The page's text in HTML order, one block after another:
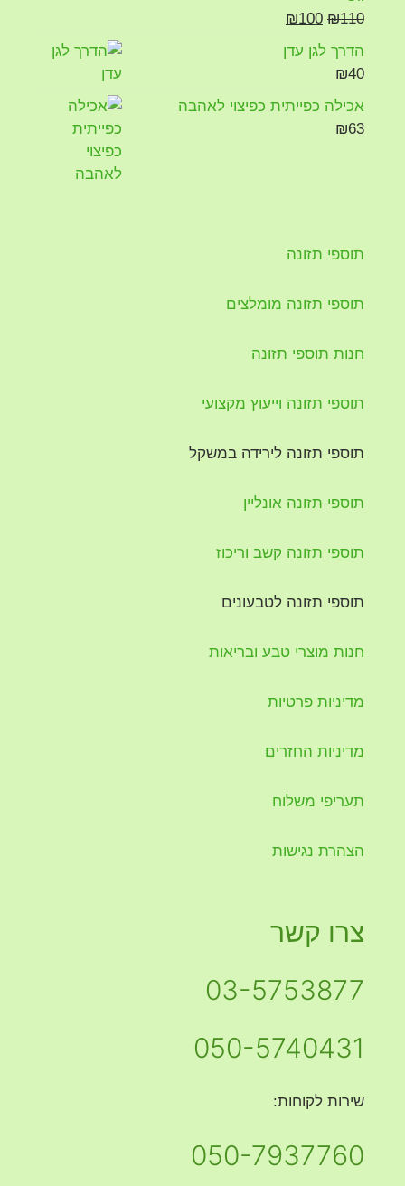
₪110
₪100
הדרך לגן עדן
₪40
אכילה כפייתית כפיצוי לאהבה
₪63
תוספי תזונה
תוספי תזונה מומלצים
חנות תוספי תזונה
תוספי תזונה וייעוץ מקצועי
תוספי תזונה לירידה במשקל
תוספי תזונה אונליין
תוספי תזונה קשב וריכוז
תוספי תזונה לטבעונים
חנות מוצרי טבע ובריאות
מדיניות פרטיות
מדיניות החזרים
תעריפי משלוח
הצהרת נגישות
צרו קשר
03-5753877
050-5740431
שירות לקוחות:
050-7937760